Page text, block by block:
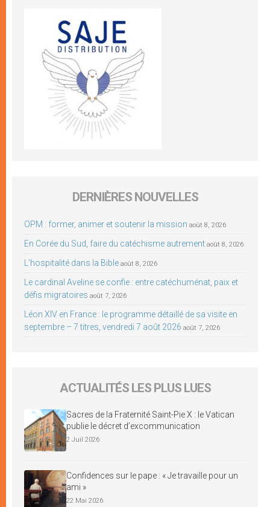
DERNIÈRES NOUVELLES
OPM : former, animer et soutenir la mission août 8, 2026
En Corée du Sud, faire du catéchisme autrement août 8, 2026
L’hospitalité dans la Bible août 8, 2026
Le cardinal Aveline se confie : entre catéchuménat, paix et
défis migratoires août 7, 2026
Léon XIV en France : le programme détaillé de sa visite en
septembre – 7 titres, vendredi 7 août 2026 août 7, 2026
ACTUALITÉS LES PLUS LUES
Sacres de la Fraternité Saint-Pie X : le Vatican
publie le décret d’excommunication
2 Juil 2026
Confidences sur le pape : « Je travaille pour un
ami »
22 Mai 2026